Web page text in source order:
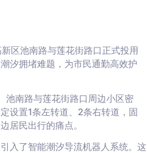
区池南路与莲花街路口正式投用
汐拥堵难题，为市民通勤高效护
池南路与莲花街路口周边小区密
设置1条左转道、2条右转道，固
居民出行的痛点。
入了智能潮汐导流机器人系统。这